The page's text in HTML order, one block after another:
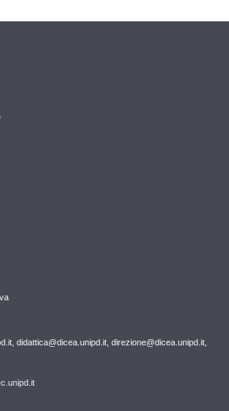
didattica@dicea.unipd.it, direzione@dicea.unipd.it,